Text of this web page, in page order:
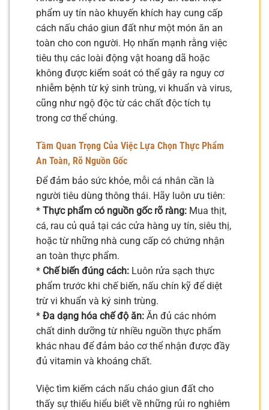
phẩm uy tín nào khuyến khích hay cung cấp
cách nấu cháo giun đất như một món ăn an
toàn cho con người. Họ nhấn mạnh rằng việc
tiêu thụ các loài động vật hoang dã hoặc
không được kiểm soát có thể gây ra nguy cơ
nhiễm bệnh từ ký sinh trùng, vi khuẩn và virus,
cũng như ngộ độc từ các chất độc tích tụ
trong cơ thể chúng.
Tầm Quan Trọng Của Việc Lựa Chọn Thực Phẩm
An Toàn, Rõ Nguồn Gốc
Để đảm bảo sức khỏe, mỗi cá nhân cần là
người tiêu dùng thông thái. Hãy luôn ưu tiên:
* Thực phẩm có nguồn gốc rõ ràng: Mua thịt,
cá, rau củ quả tại các cửa hàng uy tín, siêu thị,
hoặc từ những nhà cung cấp có chứng nhận
an toàn thực phẩm.
* Chế biến đúng cách: Luôn rửa sạch thực
phẩm trước khi chế biến, nấu chín kỹ để diệt
trừ vi khuẩn và ký sinh trùng.
* Đa dạng hóa chế độ ăn: Ăn đủ các nhóm
chất dinh dưỡng từ nhiều nguồn thực phẩm
khác nhau để đảm bảo cơ thể nhận được đầy
đủ vitamin và khoáng chất.
Việc tìm kiếm cách nấu cháo giun đất cho
thấy sự thiếu hiểu biết về những rủi ro nghiêm